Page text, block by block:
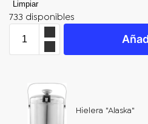
Limpiar
733 disponibles
Hielera "Alaska"